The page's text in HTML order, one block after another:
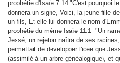
prophétie d'Isaïe 7:14 "C'est pourquoi
donnera un signe, Voici, la jeune fille
un fils, Et elle lui donnera le nom
prophétie du même Isaïe 11:1 "Un
Jessé, un rejeton naîtra de ses
permettait de développer l'idée que
(assimilé à un arbre généalogique), et